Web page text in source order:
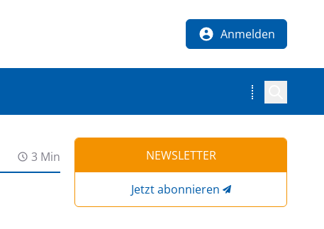
Anmelden
3 Min NEWSLETTER
Jetzt abonnieren